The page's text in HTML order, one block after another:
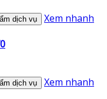
dịch vụ Xem nhanh
dịch vụ Xem nhanh